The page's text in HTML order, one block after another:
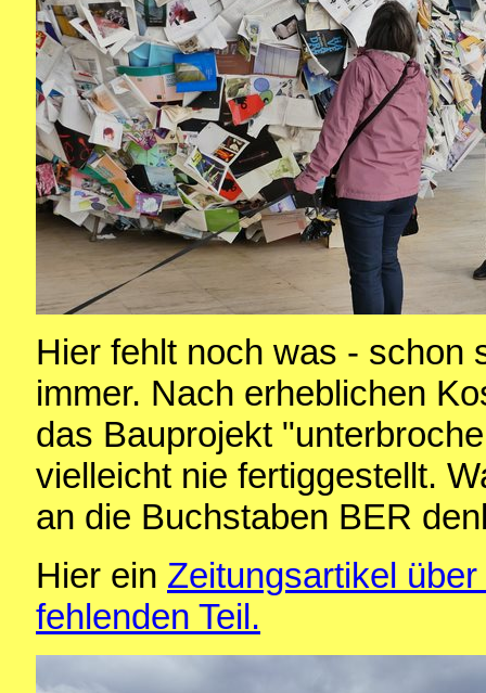
Hier fehlt noch was - schon
immer. Nach erheblichen
das Bauprojekt
vielleicht nie fertiggestellt.
an die Buchstaben BER
Hier ein Zeitungsartikel
fehlenden Teil.